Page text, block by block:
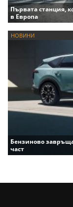
Първата станция,
в Европа
НОВИНИ
Бензиново
част